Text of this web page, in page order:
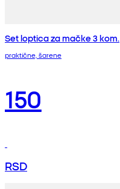
Set loptica za mačke 3 kom.
praktične, šarene
150
RSD